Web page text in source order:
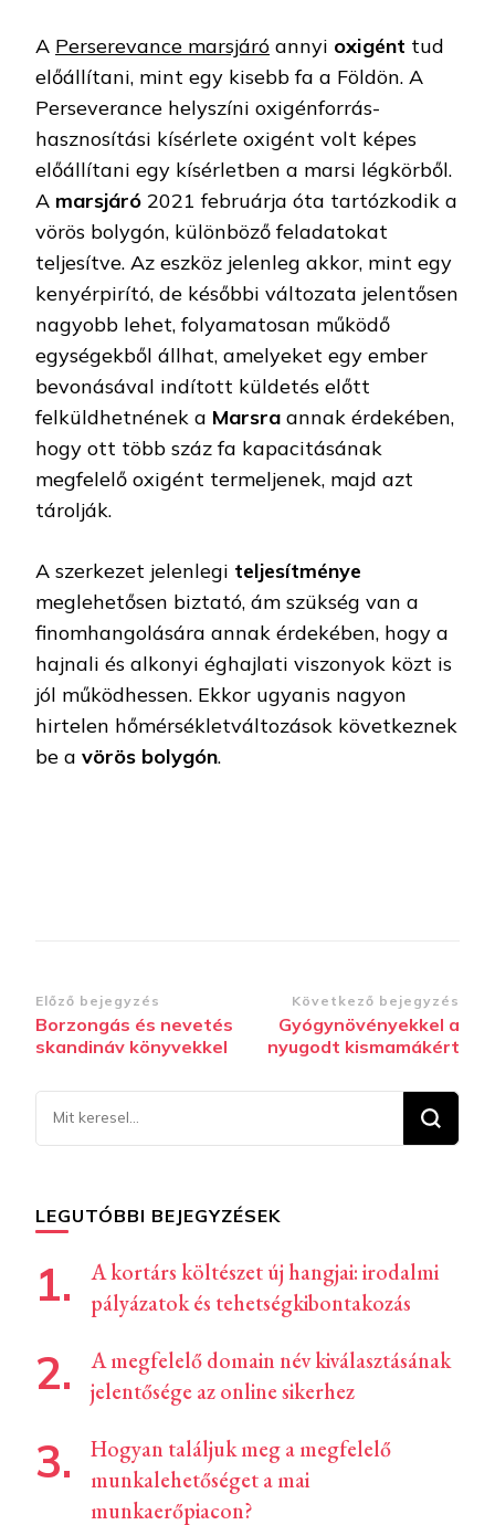
A Perserevance marsjáró annyi oxigént tud
előállítani, mint egy kisebb fa a Földön. A
Perseverance helyszíni oxigénforrás-
hasznosítási kísérlete oxigént volt képes
előállítani egy kísérletben a marsi légkörből.
A marsjáró 2021 februárja óta tartózkodik a
vörös bolygón, különböző feladatokat
teljesítve. Az eszköz jelenleg akkor, mint egy
kenyérpirító, de későbbi változata jelentősen
nagyobb lehet, folyamatosan működő
egységekből állhat, amelyeket egy ember
bevonásával indított küldetés előtt
felküldhetnének a Marsra annak érdekében,
hogy ott több száz fa kapacitásának
megfelelő oxigént termeljenek, majd azt
tárolják.
A szerkezet jelenlegi teljesítménye
meglehetősen biztató, ám szükség van a
finomhangolására annak érdekében, hogy a
hajnali és alkonyi éghajlati viszonyok közt is
jól működhessen. Ekkor ugyanis nagyon
hirtelen hőmérsékletváltozások következnek
be a vörös bolygón.
Bejegyzések
navigációja
Előző bejegyzés
Borzongás és nevetés
skandináv könyvekkel
Következő bejegyzés
Gyógynövényekkel a
nyugodt kismamákért
Keresel
valamit?
LEGUTÓBBI BEJEGYZÉSEK
A kortárs költészet új hangjai: irodalmi
pályázatok és tehetségkibontakozás
A megfelelő domain név kiválasztásának
jelentősége az online sikerhez
Hogyan találjuk meg a megfelelő
munkalehetőséget a mai
munkaerőpiacon?